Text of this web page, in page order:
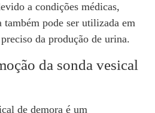
a condições médicas,
pode ser utilizada em
da produção de urina.
da sonda vesical
de demora é um